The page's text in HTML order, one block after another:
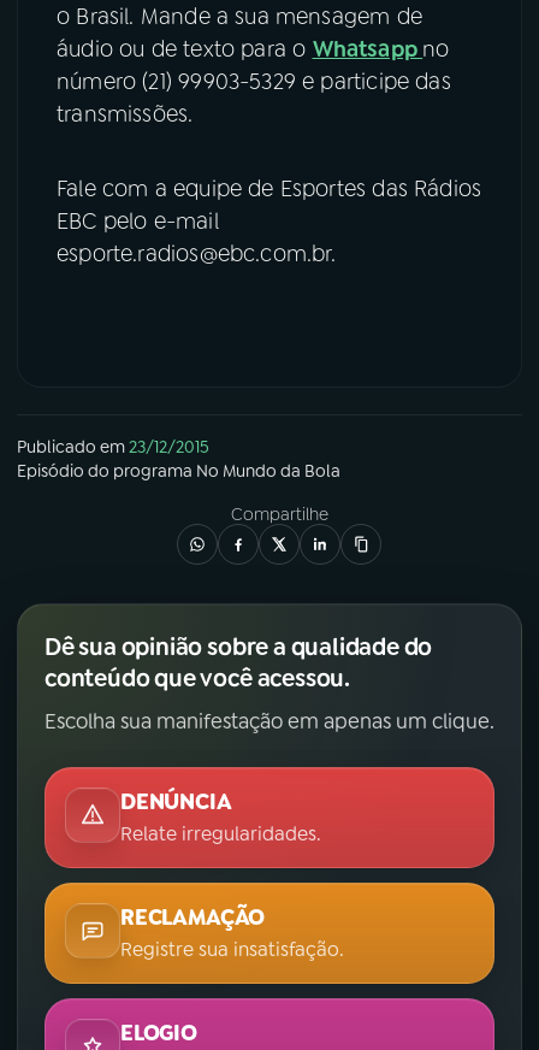
o Brasil. Mande a sua mensagem de
áudio ou de texto para o Whatsapp no
número (21) 99903-5329 e participe das
transmissões.
Fale com a equipe de Esportes das Rádios
EBC pelo e-mail
esporte.radios@ebc.com.br.
Publicado em23/12/2015
Episódio do programa No Mundo da Bola
Compartilhe
Dê sua opinião sobre a qualidade do
conteúdo que você acessou.
Escolha sua manifestação em apenas um clique.
DENÚNCIA
Relate irregularidades.
RECLAMAÇÃO
Registre sua insatisfação.
ELOGIO